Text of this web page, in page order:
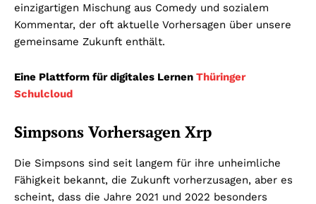
einzigartigen Mischung aus Comedy und sozialem
Kommentar, der oft aktuelle Vorhersagen über unsere
gemeinsame Zukunft enthält.
Eine Plattform für digitales Lernen Thüringer
Schulcloud
Simpsons Vorhersagen Xrp
Die Simpsons sind seit langem für ihre unheimliche
Fähigkeit bekannt, die Zukunft vorherzusagen, aber es
scheint, dass die Jahre 2021 und 2022 besonders